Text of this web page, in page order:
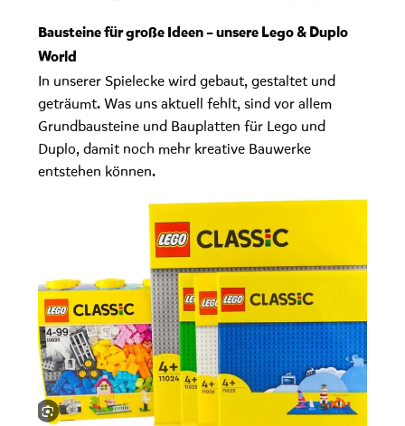
Bausteine für große Ideen – unsere Lego & Duplo
World
In unserer Spielecke wird gebaut, gestaltet und
geträumt. Was uns aktuell fehlt, sind vor allem
Grundbausteine und Bauplatten für Lego und
Duplo, damit noch mehr kreative Bauwerke
entstehen können.